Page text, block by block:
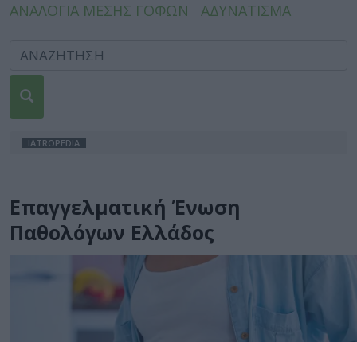
ΑΝΑΛΟΓΙΑ ΜΕΣΗΣ ΓΟΦΩΝ
ΑΔΥΝΑΤΙΣΜΑ
IATROPEDIA
Επαγγελματική Ένωση
Παθολόγων Ελλάδος